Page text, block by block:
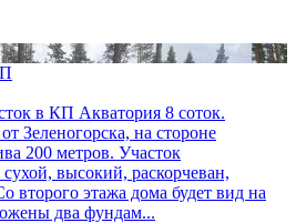
в КП Акватория 8 соток.
Зеленогорска, на стороне
200 метров. Участок
высокий, раскорчеван,
второго этажа дома будет вид на
два фундам...